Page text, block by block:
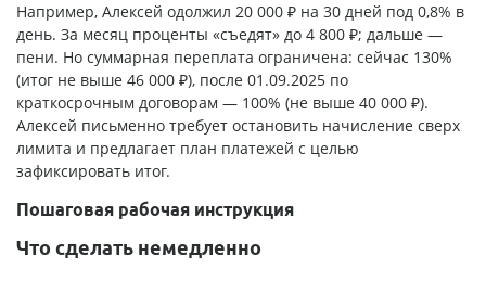
Например, Алексей одолжил 20 000 ₽ на 30 дней под 0,8% в
день. За месяц проценты «съедят» до 4 800 ₽; дальше —
пени. Но суммарная переплата ограничена: сейчас 130%
(итог не выше 46 000 ₽), после 01.09.2025 по
краткосрочным договорам — 100% (не выше 40 000 ₽).
Алексей письменно требует остановить начисление сверх
лимита и предлагает план платежей с целью
зафиксировать итог.
Пошаговая рабочая инструкция
Что сделать немедленно